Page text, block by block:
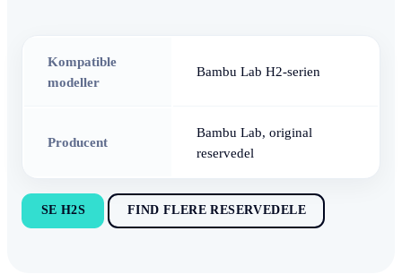
Kompatible
modeller
Bambu Lab H2-serien
Producent
Bambu Lab, original
reservedel
SE H2S FIND FLERE RESERVEDELE